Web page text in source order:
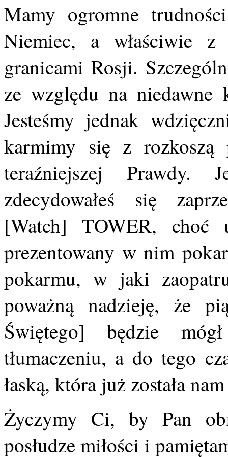
Mamy ogromne
Niemiec, a właściwie z
granicami Rosji.
ze względu na niedawne
Jesteśmy jednak
karmimy się z rozkoszą
teraźniejszej Prawdy.
zdecydowałeś się
[Watch] TOWER,
prezentowany w nim
pokarmu, w jaki
poważną nadzieję, że
Świętego] będzie
tłumaczeniu, a do tego
łaską, która już została
Życzymy Ci, by Pan
posłudze miłości i